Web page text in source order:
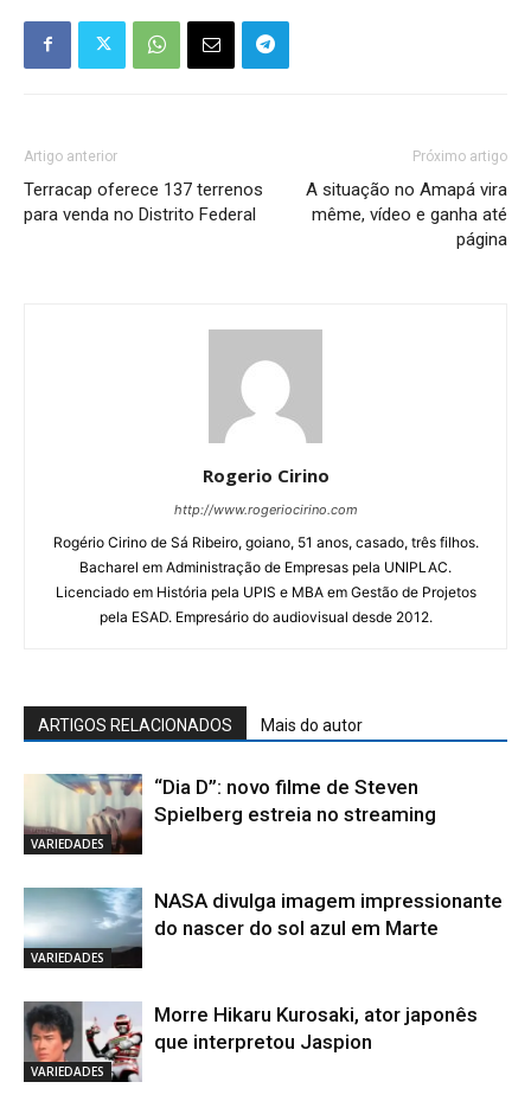
Artigo anterior
Terracap oferece 137 terrenos
para venda no Distrito Federal
Próximo artigo
A situação no Amapá vira
même, vídeo e ganha até
página
Rogerio Cirino
http://www.rogeriocirino.com
Rogério Cirino de Sá Ribeiro, goiano, 51 anos, casado, três filhos.
Bacharel em Administração de Empresas pela UNIPLAC.
Licenciado em História pela UPIS e MBA em Gestão de Projetos
pela ESAD. Empresário do audiovisual desde 2012.
ARTIGOS RELACIONADOS Mais do autor
VARIEDADES
“Dia D”: novo filme de Steven
Spielberg estreia no streaming
VARIEDADES
NASA divulga imagem impressionante
do nascer do sol azul em Marte
VARIEDADES
Morre Hikaru Kurosaki, ator japonês
que interpretou Jaspion